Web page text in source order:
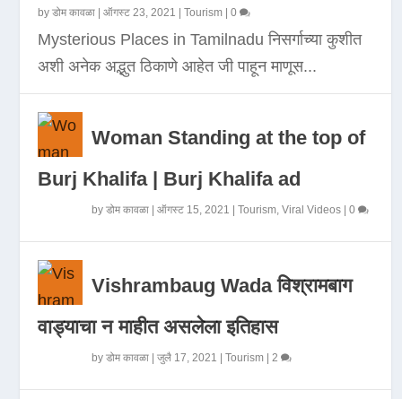
byडोम कावळा |ऑगस्ट 23, 2021 |Tourism |0
Mysterious Places in Tamilnadu निसर्गाच्या कुशीत
अशी अनेक अद्भुत ठिकाणे आहेत जी पाहून माणूस...
Woman Standing at the top of
Burj Khalifa | Burj Khalifa ad
byडोम कावळा |ऑगस्ट 15, 2021 |Tourism,Viral Videos |0
Vishrambaug Wada विश्रामबाग
वाड्याचा न माहीत असलेला इतिहास
byडोम कावळा |जुलै 17, 2021 |Tourism |2